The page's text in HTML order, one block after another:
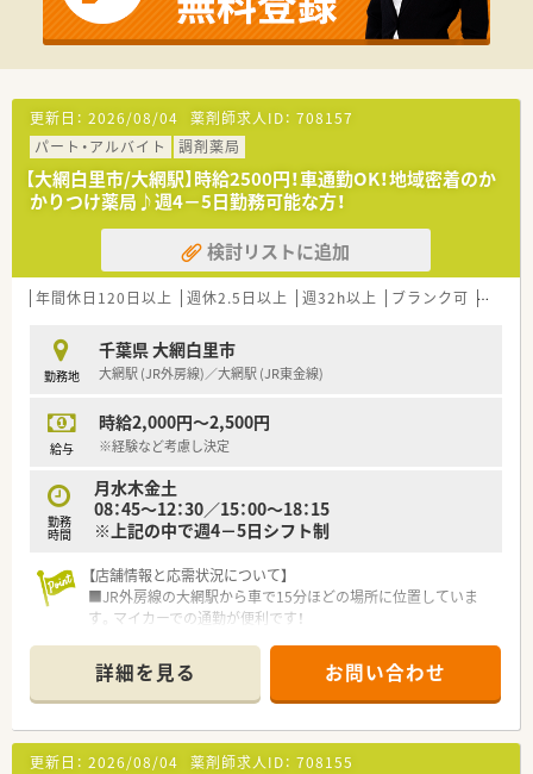
更新日： 2026/08/04 薬剤師求人ID： 708157
パート・アルバイト
調剤薬局
【大網白里市/大網駅】時給2500円！車通勤OK！地域密着のか
かりつけ薬局♪週4－5日勤務可能な方！
検討リストに追加
年間休日120日以上 週休2.5日以上 週32h以上 ブランク可 残業
勤務地
千葉県 大網白里市
大網駅 (JR外房線)／大網駅 (JR東金線)
給与
時給2,000円～2,500円
※経験など考慮し決定
勤務
時間
月水木金土
08：45～12：30／15：00～18：15
※上記の中で週4－5日シフト制
【店舗情報と応需状況について】
■JR外房線の大網駅から車で15分ほどの場所に位置していま
す。マイカーでの通勤が便利です！
おり、地域に根ざした親しみやすい薬局として運営されていま
す。
■常勤薬剤師2名とパート薬剤師1名に加えて事務員2名が在籍
しており、複数名体制で協力しながら日々の業務に励んでいま
す。
詳細を見る お問い合わせ
更新日： 2026/08/04 薬剤師求人ID： 708155